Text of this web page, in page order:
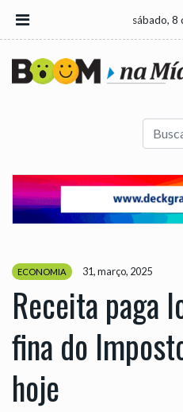
sábado, 8
Buscar
ECONOMIA 31, março, 2025
Receita paga
fina do
hoje